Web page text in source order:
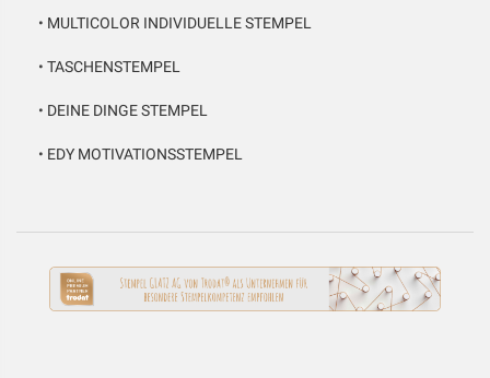
• MULTICOLOR INDIVIDUELLE STEMPEL
• TASCHENSTEMPEL
• DEINE DINGE STEMPEL
• EDY MOTIVATIONSSTEMPEL